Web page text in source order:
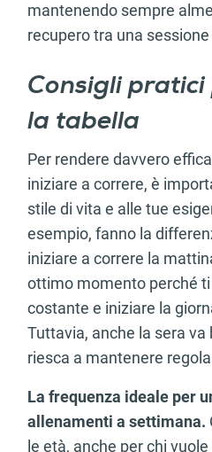
mantenendo sempre
recupero tra una sessione
Consigli pratici
la tabella
Per rendere davvero
iniziare a correre, è
stile di vita e alle tue
esempio, fanno la
iniziare a correre la
ottimo momento perché
costante e iniziare la
Tuttavia, anche la sera
riesca a mantenere
La frequenza ideale per
allenamenti a settimana.
le età, anche per chi